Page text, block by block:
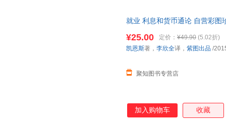
就业 利息和货币通论 自营彩图
¥25.00 定价： ¥49.90 (5.02折)
聚知图书专营店
凯恩斯著， 李欣全译， 紫图出品 /
加入购物车 收藏